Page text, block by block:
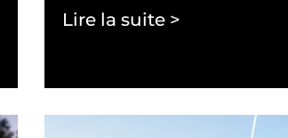
Lire la suite >